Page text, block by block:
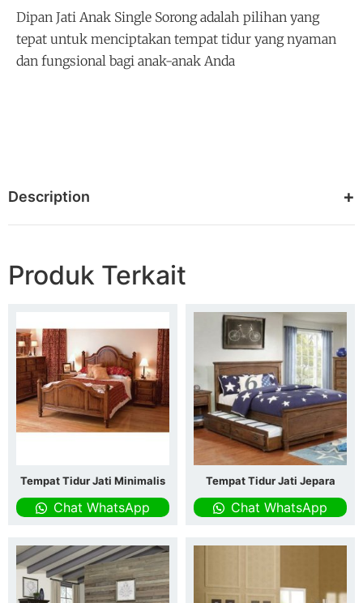
Dipan Jati Anak Single Sorong adalah pilihan yang
tepat untuk menciptakan tempat tidur yang nyaman
dan fungsional bagi anak-anak Anda
Description
Produk Terkait
Tempat Tidur Jati Minimalis
Chat WhatsApp
Tempat Tidur Jati Jepara
Chat WhatsApp